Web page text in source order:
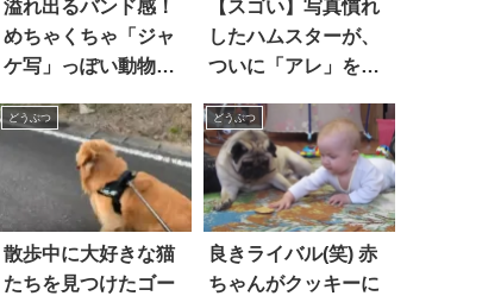
溢れ出るバンド感！
めちゃくちゃ「ジャ
ケ写」っぽい動物た
【スゴい】写真慣れ
したハムスターが、
ついに「アレ」を習
どうぶつ
散歩中に大好きな猫
たちを見つけたゴー
どうぶつ
良きライバル(笑) 赤
ちゃんがクッキーに